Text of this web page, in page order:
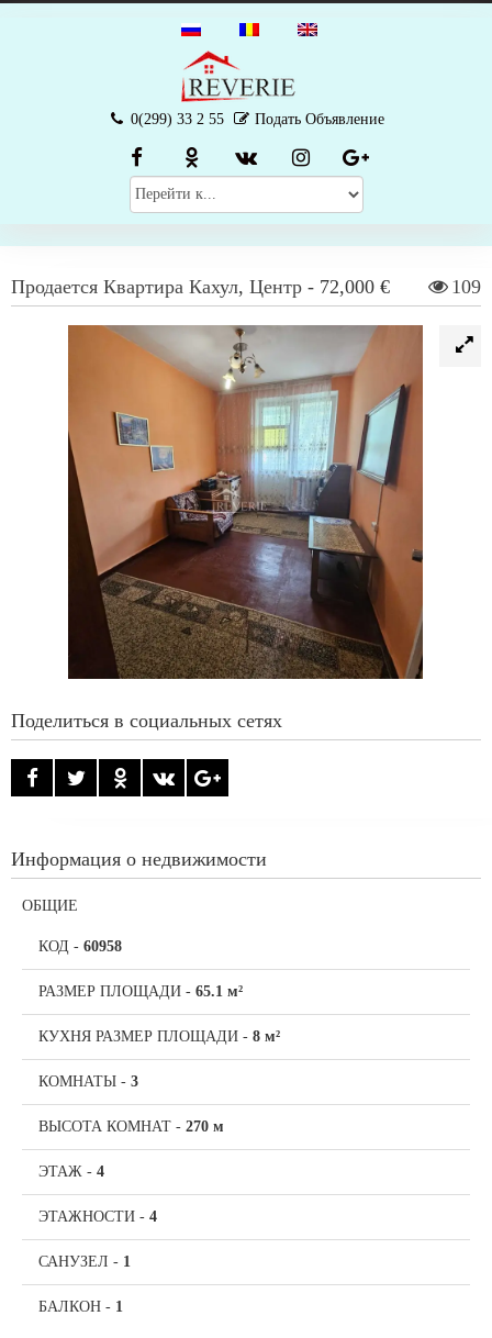
0(299) 33 2 55 Подать Объявление
Продается Квартира Кахул, Центр - 72,000 € 109
Поделиться в социальных сетях
Информация о недвижимости
ОБЩИЕ
КОД - 60958
РАЗМЕР ПЛОЩАДИ - 65.1 м²
КУХНЯ РАЗМЕР ПЛОЩАДИ - 8 м²
КОМНАТЫ - 3
ВЫСОТА КОМНАТ - 270 м
ЭТАЖ - 4
ЭТАЖНОСТИ - 4
САНУЗЕЛ - 1
БАЛКОН - 1